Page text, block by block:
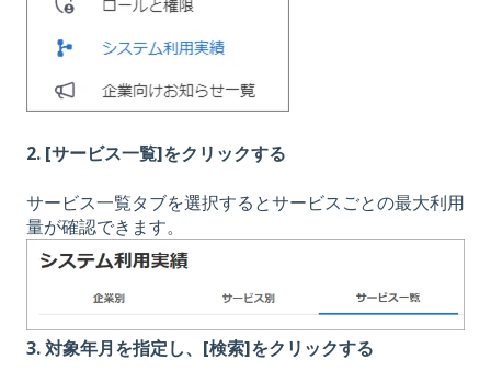
2. [サービス一覧]をクリックする
サービス一覧タブを選択するとサービスごとの最大利用
量が確認できます。
3. 対象年月を指定し、[検索]をクリックする